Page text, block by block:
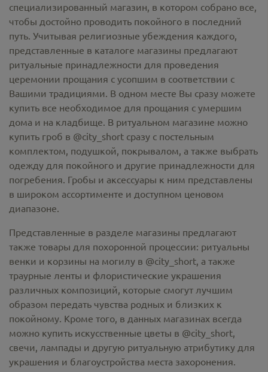
специализированный магазин, в котором собрано все,
чтобы достойно проводить покойного в последний
путь. Учитывая религиозные убеждения каждого,
представленные в каталоге магазины предлагают
ритуальные принадлежности для проведения
церемонии прощания с усопшим в соответствии с
Вашими традициями. В одном месте Вы сразу можете
купить все необходимое для прощания с умершим
дома и на кладбище. В ритуальном магазине можно
купить гроб в @city_short сразу с постельным
комплектом, подушкой, покрывалом, а также выбрать
одежду для покойного и другие принадлежности для
погребения. Гробы и аксессуары к ним представлены
в широком ассортименте и доступном ценовом
диапазоне.
Представленные в разделе магазины предлагают
также товары для похоронной процессии: ритуальны
венки и корзины на могилу в @city_short, а также
траурные ленты и флористические украшения
различных композиций, которые смогут лучшим
образом передать чувства родных и близких к
покойному. Кроме того, в данных магазинах всегда
можно купить искусственные цветы в @city_short,
свечи, лампады и другую ритуальную атрибутику для
украшения и благоустройства места захоронения.